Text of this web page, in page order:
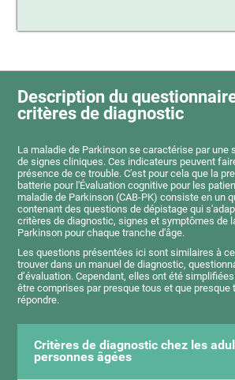
Description du
critères de diagnostic
La maladie de Parkinson se caractérise par une
de signes cliniques. Ces indicateurs peuvent
présence de ce trouble. C'est pour cela que la
batterie pour l'Évaluation cognitive pour les
maladie de Parkinson (CAB-PK) consiste en un
contenant des questions de dépistage qui
critères de diagnostic, signes et symptômes de
Parkinson pour chaque tranche d'âge.
Les questions présentées ici sont similaires à
trouver dans un manuel de diagnostic,
d’évaluation. Cependant, elles ont été
être comprises par presque tous et que presque
répondre.
Critères de diagnostic chez les
personnes âgées